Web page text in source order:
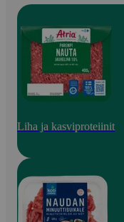
Liha ja kasviproteiinit